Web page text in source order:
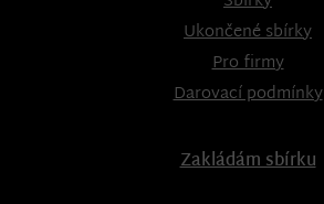
Ukončené sbírky
Pro firmy
Darovací podmínky
Zakládám sbírku